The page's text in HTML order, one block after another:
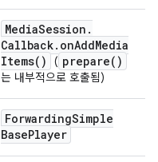
MediaSession .
Callback. onAddMedia
Items( ) ( prepare( )
는 내부적으로 호출됨)
ForwardingSimple
BasePlayer